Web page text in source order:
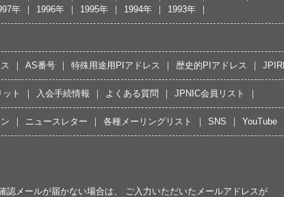
年 1996年 1995年 1994年 1993年
AS番号 特殊用途用PIアドレス 歴史的PIアドレス
ト 入会手続情報 よくある質問 JPNIC会員リスト
ニュースレター 各種メーリングリスト SNS YouTube
認メールが届かない場合は、 ご入力いただいたメールアドレスが